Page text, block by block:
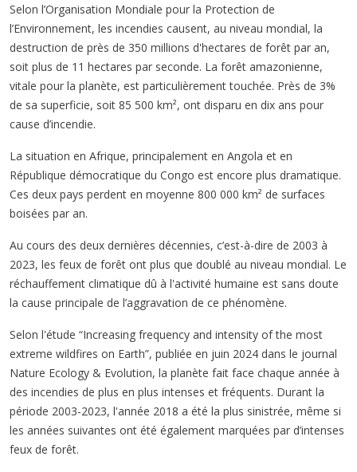
Selon l’Organisation Mondiale pour la Protection de
l’Environnement, les incendies causent, au niveau mondial, la
destruction de près de 350 millions d'hectares de forêt par an,
soit plus de 11 hectares par seconde. La forêt amazonienne,
vitale pour la planète, est particulièrement touchée. Près de 3%
de sa superficie, soit 85 500 km², ont disparu en dix ans pour
cause d’incendie.
La situation en Afrique, principalement en Angola et en
République démocratique du Congo est encore plus dramatique.
Ces deux pays perdent en moyenne 800 000 km² de surfaces
boisées par an.
Au cours des deux dernières décennies, c’est-à-dire de 2003 à
2023, les feux de forêt ont plus que doublé au niveau mondial. Le
réchauffement climatique dû à l'activité humaine est sans doute
la cause principale de l’aggravation de ce phénomène.
Selon l'étude “Increasing frequency and intensity of the most
extreme wildfires on Earth”, publiée en juin 2024 dans le journal
Nature Ecology & Evolution, la planète fait face chaque année à
des incendies de plus en plus intenses et fréquents. Durant la
période 2003-2023, l'année 2018 a été la plus sinistrée, même si
les années suivantes ont été également marquées par d’intenses
feux de forêt.